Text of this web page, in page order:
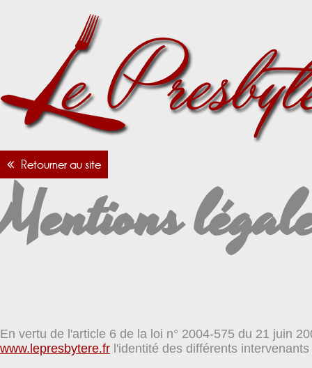
Retourner au site
Mentions
En vertu de l'article 6 de la loi n° 2004-575 du 21 juin
www.lepresbytere.fr l'identité des différents